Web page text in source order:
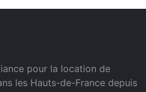
pour la location de
les Hauts-de-France depuis